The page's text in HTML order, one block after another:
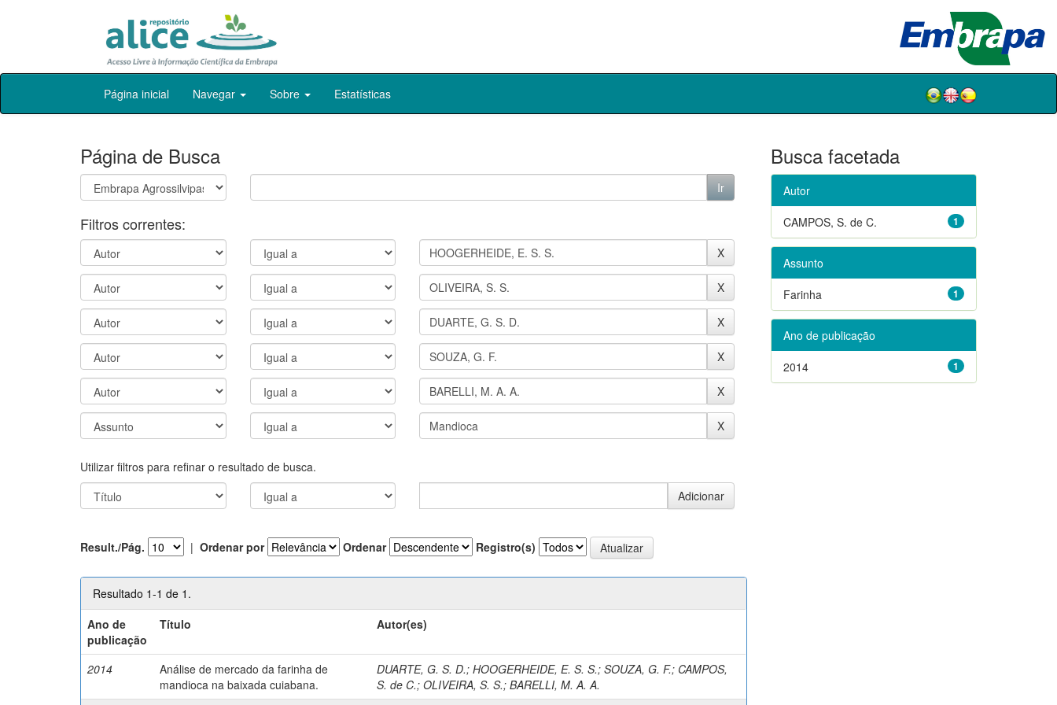
Skip
Página inicial Navegar Sobre Estatísticas
Página de Busca
Filtros correntes:
Utilizar filtros para refinar o resultado de busca.
Result./Pág. | Ordenar por Ordenar Registro(s)
Resultado 1-1 de 1.
Ano de
publicação
Título Autor(es)
2014
Análise de mercado da farinha de
mandioca na baixada cuiabana.
DUARTE, G. S. D.;HOOGERHEIDE, E. S. S.;SOUZA, G. F.; CAMPOS,
S. de C.;OLIVEIRA, S. S.;BARELLI, M. A. A.
Busca facetada
Autor
1
CAMPOS, S. de C.
Assunto
1
Farinha
Ano de publicação
1
2014